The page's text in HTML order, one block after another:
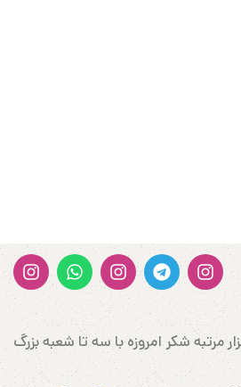
می‌باشد که در سال 1388 شروع به فعالیت کردیم و خدا را هزار مرتبه شکر امروزه با سه تا شعبه بزرگ